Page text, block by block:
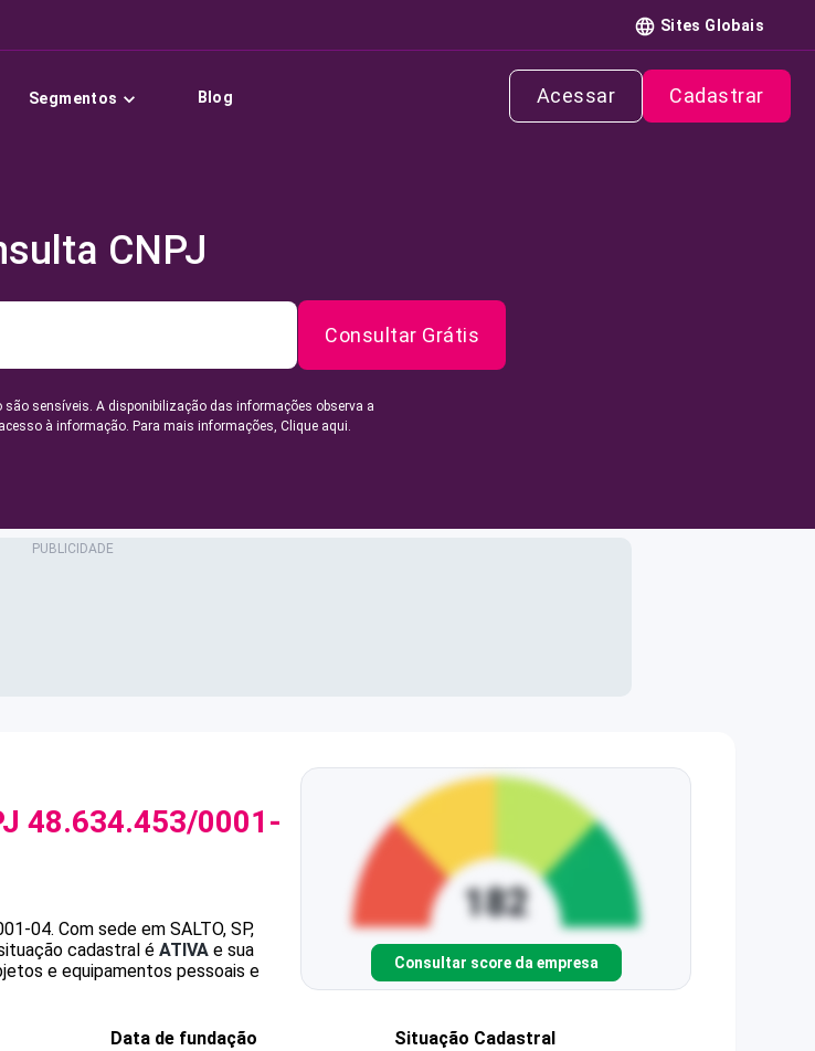
Sites Globais
Segmentos Blog Acessar Cadastrar
CNPJ
Consultar Grátis
são sensíveis. A disponibilização das informações observa a
à informação. Para mais informações, Clique aqui.
48.634.453/0001-
04. Com sede em SALTO, SP,
cadastral é ATIVA e sua
e equipamentos pessoais e
Consultar score da empresa
Data de fundação
Situação Cadastral